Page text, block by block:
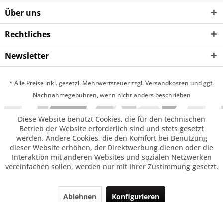
Über uns
Rechtliches
Newsletter
* Alle Preise inkl. gesetzl. Mehrwertsteuer zzgl. Versandkosten und ggf.
Nachnahmegebühren, wenn nicht anders beschrieben
Diese Website benutzt Cookies, die für den technischen
Betrieb der Website erforderlich sind und stets gesetzt
werden. Andere Cookies, die den Komfort bei Benutzung
dieser Website erhöhen, der Direktwerbung dienen oder die
Interaktion mit anderen Websites und sozialen Netzwerken
vereinfachen sollen, werden nur mit Ihrer Zustimmung gesetzt.
Ablehnen Konfigurieren